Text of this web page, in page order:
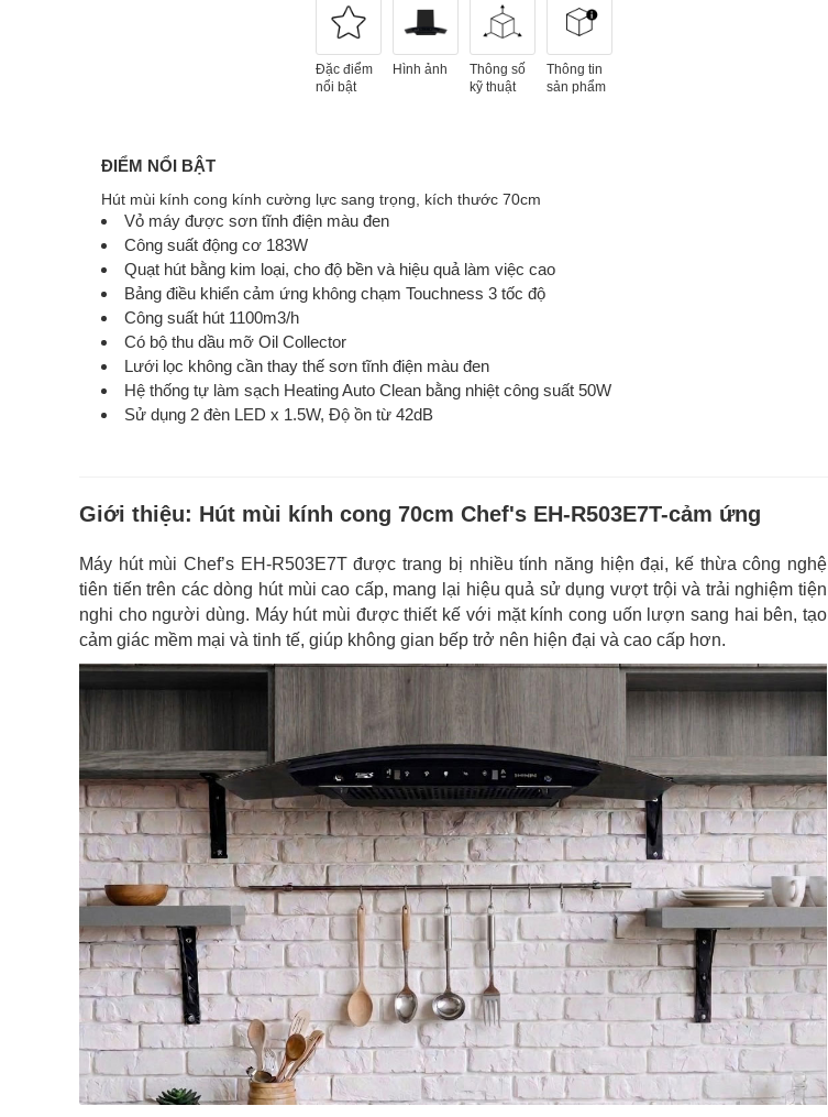
Đặc điểm
nổi bật
Hình ảnh
Thông số
kỹ thuật
Thông tin
sản phẩm
ĐIỂM NỔI BẬT
Hút mùi kính cong kính cường lực sang trọng, kích thước 70cm
Vỏ máy được sơn tĩnh điện màu đen
Công suất động cơ 183W
Quạt hút bằng kim loại, cho độ bền và hiệu quả làm việc cao
Bảng điều khiển cảm ứng không chạm Touchness 3 tốc độ
Công suất hút 1100m3/h
Có bộ thu dầu mỡ Oil Collector
Lưới lọc không cần thay thế sơn tĩnh điện màu đen
Hệ thống tự làm sạch Heating Auto Clean bằng nhiệt công suất 50W
Sử dụng 2 đèn LED x 1.5W, Độ ồn từ 42dB
Giới thiệu: Hút mùi kính cong 70cm Chef's EH-R503E7T-cảm ứng
Máy hút mùi Chef’s EH-R503E7T được trang bị nhiều tính năng hiện đại, kế thừa công nghệ
tiên tiến trên các dòng hút mùi cao cấp, mang lại hiệu quả sử dụng vượt trội và trải nghiệm tiện
nghi cho người dùng. Máy hút mùi được thiết kế với mặt kính cong uốn lượn sang hai bên, tạo
cảm giác mềm mại và tinh tế, giúp không gian bếp trở nên hiện đại và cao cấp hơn.